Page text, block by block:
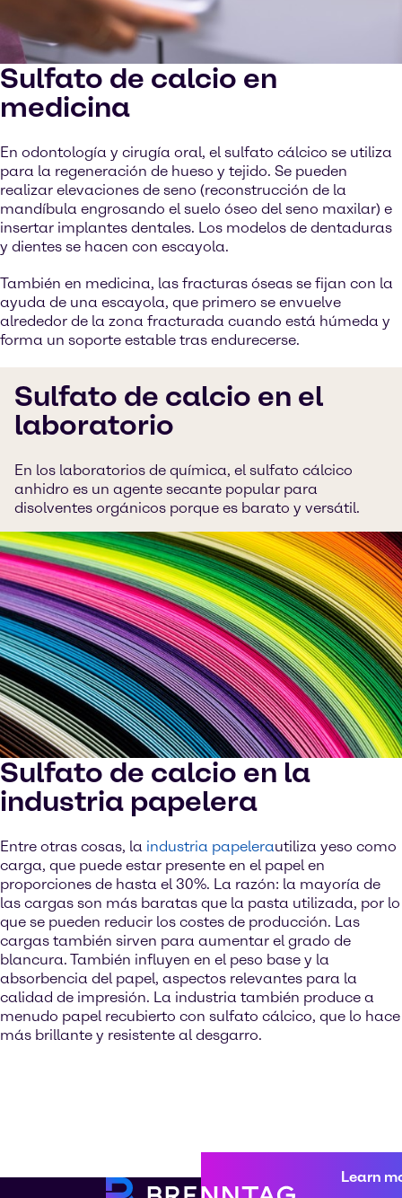
Sulfato de calcio en
medicina
En odontología y cirugía oral, el sulfato cálcico se utiliza
para la regeneración de hueso y tejido. Se pueden
realizar elevaciones de seno (reconstrucción de la
mandíbula engrosando el suelo óseo del seno maxilar) e
insertar implantes dentales. Los modelos de dentaduras
y dientes se hacen con escayola.
También en medicina, las fracturas óseas se fijan con la
ayuda de una escayola, que primero se envuelve
alrededor de la zona fracturada cuando está húmeda y
forma un soporte estable tras endurecerse.
Sulfato de calcio en el
laboratorio
En los laboratorios de química, el sulfato cálcico
anhidro es un agente secante popular para
disolventes orgánicos porque es barato y versátil.
Sulfato de calcio en la
industria papelera
Entre otras cosas, la industria papelerautiliza yeso como
carga, que puede estar presente en el papel en
proporciones de hasta el 30%. La razón: la mayoría de
las cargas son más baratas que la pasta utilizada, por lo
que se pueden reducir los costes de producción. Las
cargas también sirven para aumentar el grado de
blancura. También influyen en el peso base y la
absorbencia del papel, aspectos relevantes para la
calidad de impresión. La industria también produce a
menudo papel recubierto con sulfato cálcico, que lo hace
más brillante y resistente al desgarro.
Learn